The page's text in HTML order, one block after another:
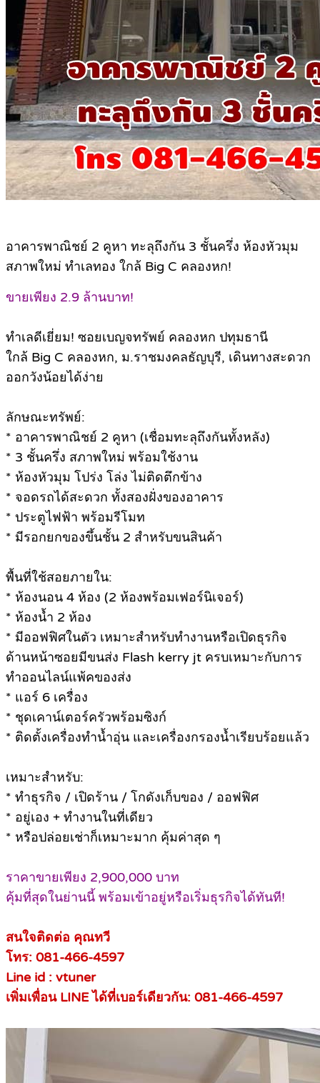
อาคารพาณิชย์ 2 คูหา ทะลุถึงกัน 3 ชั้นครึ่ง ห้องหัวมุม
สภาพใหม่ ทำเลทอง ใกล้ Big C คลองหก!
ขายเพียง 2.9 ล้านบาท!
ทำเลดีเยี่ยม! ซอยเบญจทรัพย์ คลองหก ปทุมธานี
ใกล้ Big C คลองหก, ม.ราชมงคลธัญบุรี, เดินทางสะดวก
ออกวังน้อยได้ง่าย
ลักษณะทรัพย์:
* อาคารพาณิชย์ 2 คูหา (เชื่อมทะลุถึงกันทั้งหลัง)
* 3 ชั้นครึ่ง สภาพใหม่ พร้อมใช้งาน
* ห้องหัวมุม โปร่ง โล่ง ไม่ติดตึกข้าง
* จอดรถได้สะดวก ทั้งสองฝั่งของอาคาร
* ประตูไฟฟ้า พร้อมรีโมท
* มีรอกยกของขึ้นชั้น 2 สำหรับขนสินค้า
พื้นที่ใช้สอยภายใน:
* ห้องนอน 4 ห้อง (2 ห้องพร้อมเฟอร์นิเจอร์)
* ห้องน้ำ 2 ห้อง
* มีออฟฟิศในตัว เหมาะสำหรับทำงานหรือเปิดธุรกิจ
ด้านหน้าซอยมีขนส่ง Flash kerry jt ครบเหมาะกับการ
ทำออนไลน์แพ้คของส่ง
* แอร์ 6 เครื่อง
* ชุดเคาน์เตอร์ครัวพร้อมซิงก์
* ติดตั้งเครื่องทำน้ำอุ่น และเครื่องกรองน้ำเรียบร้อยแล้ว
เหมาะสำหรับ:
* ทำธุรกิจ / เปิดร้าน / โกดังเก็บของ / ออฟฟิศ
* อยู่เอง + ทำงานในที่เดียว
* หรือปล่อยเช่าก็เหมาะมาก คุ้มค่าสุด ๆ
ราคาขายเพียง 2,900,000 บาท
คุ้มที่สุดในย่านนี้ พร้อมเข้าอยู่หรือเริ่มธุรกิจได้ทันที!
สนใจติดต่อ คุณทวี
โทร: 081-466-4597
Line id : vtuner
เพิ่มเพื่อน LINE ได้ที่เบอร์เดียวกัน: 081-466-4597